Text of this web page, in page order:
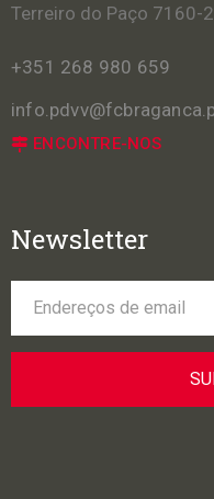
Terreiro do Paço 7160-
+351 268 980 659
ENCONTRE-NOS
Newsletter